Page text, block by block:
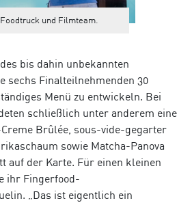
und Filmteam.
bis dahin unbekannten
sechs Finalteilnehmenden 30
Menü zu entwickeln. Bei
schließlich unter anderem eine
Brûlée, sous-vide-gegarter
sowie Matcha-Panova
auf der Karte. Für einen kleinen
ihr Fingerfood-
„Das ist eigentlich ein